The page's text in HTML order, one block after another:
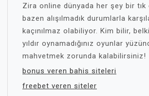
Zira online dünyada her şey bir tık
bazen alışılmadık durumlarla
kaçınılmaz olabiliyor. Kim bilir,
yıldır oynamadığınız oyunlar
mahvetmek zorunda kalabilirsiniz!
bonus veren bahis siteleri
freebet veren siteler